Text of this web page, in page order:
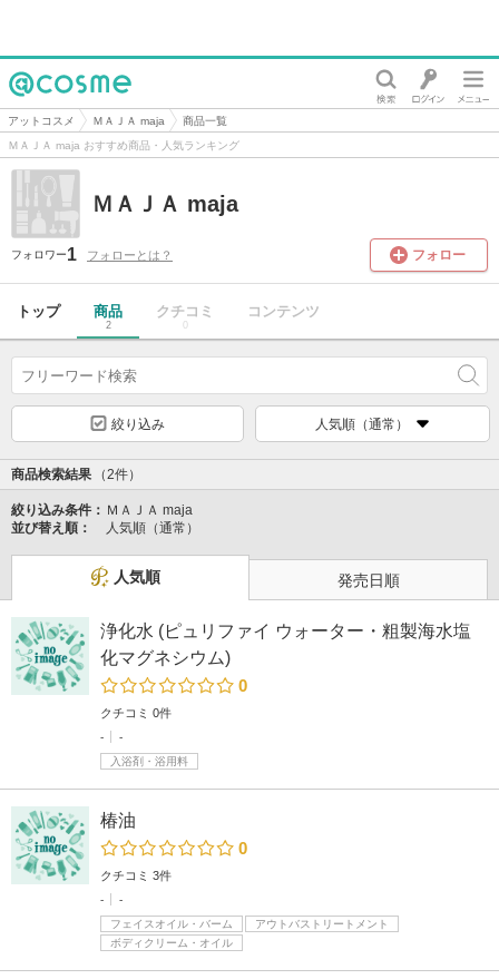
@cosme
アットコスメ ＭＡＪＡ maja
商品一覧
ＭＡＪＡ maja おすすめ商品・人気ランキング
ＭＡＪＡ maja
フォロワー1 フォローとは？ フォロー
トップ 商品
2
クチコミ
0
コンテンツ
絞り込み 人気順（通常）
商品検索結果 （2件）
絞り込み条件： ＭＡＪＡ maja
並び替え順：
人気順（通常）
人気順 発売日順
浄化水 (ピュリファイ ウォーター・粗製海水塩
化マグネシウム)
0
クチコミ 0件
-
-
入浴剤・浴用料
椿油
0
クチコミ 3件
-
-
フェイスオイル・バーム
アウトバストリートメント
ボディクリーム・オイル